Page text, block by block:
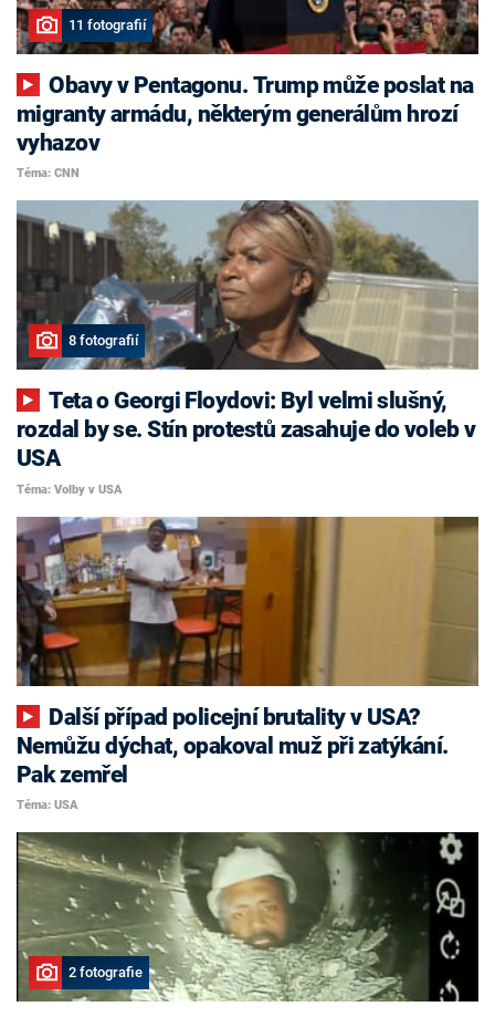
11 fotografií
Obavy v Pentagonu. Trump může poslat na
migranty armádu, některým generálům hrozí
vyhazov
Téma: CNN
8 fotografií
Teta o Georgi Floydovi: Byl velmi slušný,
rozdal by se. Stín protestů zasahuje do voleb v
USA
Téma: Volby v USA
Nemůžu dýchat, opakoval muž při zatýkání.
Pak zemřel
Téma: USA
2 fotografie